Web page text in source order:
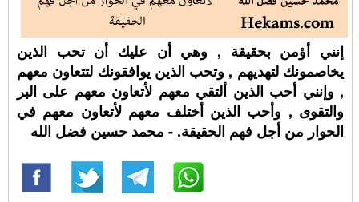
إنني أؤمن بحقيقة , وهي أن عليك أن تحب الذين
يخاصمونك لتهديهم , وتحب الذين يوافقونك لتتعاون معهم
, وإنني أحب الذين ألتقي معهم لأتعاون معهم على البر
والتقوى , وأحب الذين أختلف معهم لأتعاون معهم في
الحوار من أجل فهم الحقيقة. - محمد حسين فضل الله